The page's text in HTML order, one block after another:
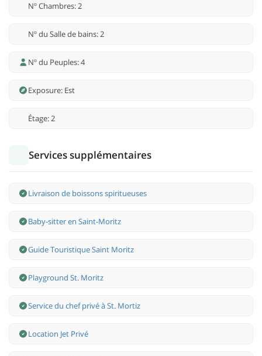
Nº Chambres: 2
Nº du Salle de bains: 2
Nº du Peuples: 4
Exposure: Est
Étage: 2
Services supplémentaires
Livraison de boissons spiritueuses
Baby-sitter en Saint-Moritz
Guide Touristique Saint Moritz
Playground St. Moritz
Service du chef privé à St. Mortiz
Location Jet Privé